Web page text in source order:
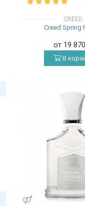
CREED
Creed Spring
от 19
В
УНИСЕКС